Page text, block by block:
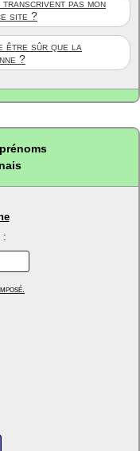
pas mon
site ?
être sûr que la
?
: